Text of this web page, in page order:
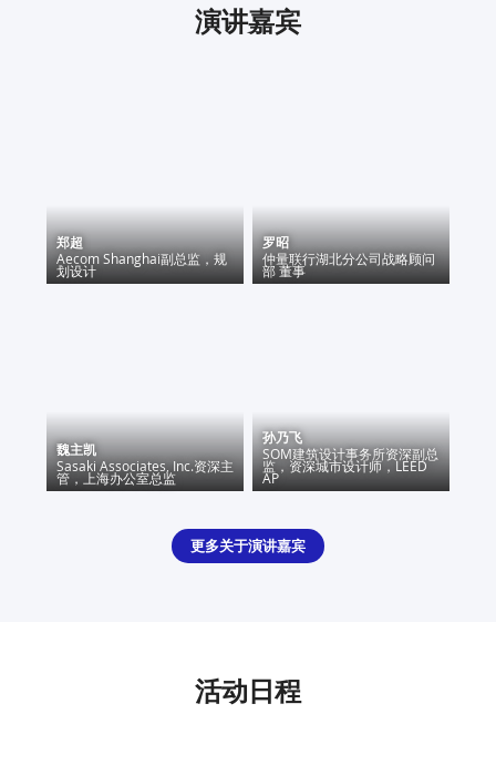
演讲嘉宾
郑超
Aecom Shanghai副总监，规
划设计
罗昭
仲量联行湖北分公司战略顾问
部 董事
魏主凯
Sasaki Associates, Inc.资深主
管，上海办公室总监
孙乃飞
SOM建筑设计事务所资深副总
监，资深城市设计师，LEED
AP
更多关于演讲嘉宾
活动日程